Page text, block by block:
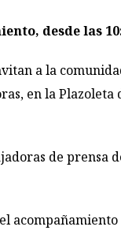
desde las
a la
en la Plazoleta
de prensa